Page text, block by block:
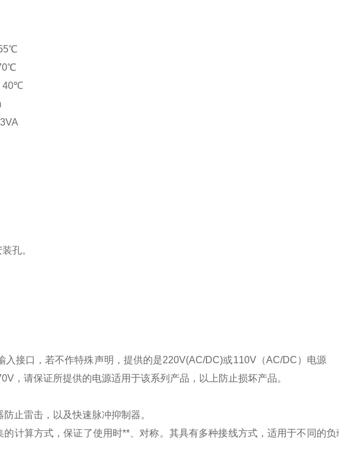
40℃
孔。
入接口，若不作特殊声明，提供的是220V(AC/DC)或110V（AC/DC）电源
，请保证所提供的电源适用于该系列产品，以上防止损坏产品。
止雷击，以及快速脉冲抑制器。
计算方式，保证了使用时**、对称。其具有多种接线方式，适用于不同的负载